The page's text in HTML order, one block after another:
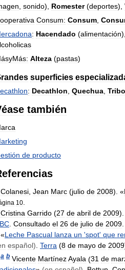
sonido), Romester(deportes),
Consum: Consum
: Hacendado (alimentación),
Alteza (pastas)
superficies
: Decathlon Quechua
también
de producto
Colanesi Jean Marc (julio de 2008). «
10
Cristina Garrido (27 de abril de 2009).
Consultado el 26 de julio de 2009
«Leche Pascual lanza un 'spot' que
español) Terra (8 de mayo de 2009
a b Vicente MartínezAyala (31 de